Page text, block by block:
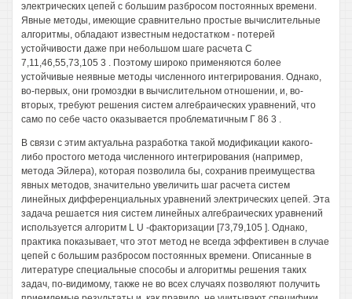
электрических цепей с большим разбросом постоянных времени.
Явные методы, имеющие сравнительно простые вычислительные
алгоритмы, обладают известным недостатком - потерей
устойчивости даже при небольшом шаге расчета С
7,11,46,55,73,105 3 . Поэтому широко применяются более
устойчивые неявные методы численного интегрирования. Однако,
во-первых, они громоздки в вычислительном отношении, и, во-
вторых, требуют решения систем алгебраических уравнений, что
само по себе часто оказывается проблематичным Г 86 3 .
В связи с этим актуальна разработка такой модификации какого-
либо простого метода численного интегрирования (например,
метода Эйлера), которая позволила бы, сохранив преимущества
явных методов, значительно увеличить шаг расчета систем
линейных дифференциальных уравнений электрических цепей. Эта
задача решается ния систем линейных алгебраических уравнений
используется алгоритм L U -факторизации [73,79,105 ]. Однако,
практика показывает, что этот метод не всегда эффективен в случае
цепей с большим разбросом постоянных времени. Описанные в
литературе специальные способы и алгоритмы решения таких
задач, по-видимому, также не во всех случаях позволяют получить